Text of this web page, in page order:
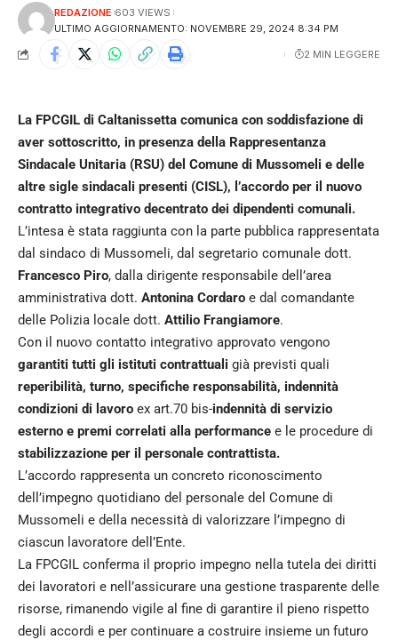
ULTIMO AGGIORNAMENTO: NOVEMBRE 29, 2024 8:34 PM
REDAZIONE 603 VIEWS
2 MIN LEGGERE
La FPCGIL di Caltanissetta comunica con soddisfazione di
aver sottoscritto, in presenza della Rappresentanza
Sindacale Unitaria (RSU) del Comune di Mussomeli e delle
altre sigle sindacali presenti (CISL), l’accordo per il nuovo
contratto integrativo decentrato dei dipendenti comunali.
L’intesa è stata raggiunta con la parte pubblica rappresentata
dal sindaco di Mussomeli, dal segretario comunale dott.
Francesco Piro, dalla dirigente responsabile dell’area
amministrativa dott. Antonina Cordaro e dal comandante
delle Polizia locale dott. Attilio Frangiamore.
Con il nuovo contatto integrativo approvato vengono
garantiti tutti gli istituti contrattuali già previsti quali
reperibilità, turno, specifiche responsabilità, indennità
condizioni di lavoro ex art.70 bis-indennità di servizio
esterno e premi correlati alla performance e le procedure di
stabilizzazione per il personale contrattista.
L’accordo rappresenta un concreto riconoscimento
dell’impegno quotidiano del personale del Comune di
Mussomeli e della necessità di valorizzare l’impegno di
ciascun lavoratore dell’Ente.
La FPCGIL conferma il proprio impegno nella tutela dei diritti
dei lavoratori e nell’assicurare una gestione trasparente delle
risorse, rimanendo vigile al fine di garantire il pieno rispetto
degli accordi e per continuare a costruire insieme un futuro